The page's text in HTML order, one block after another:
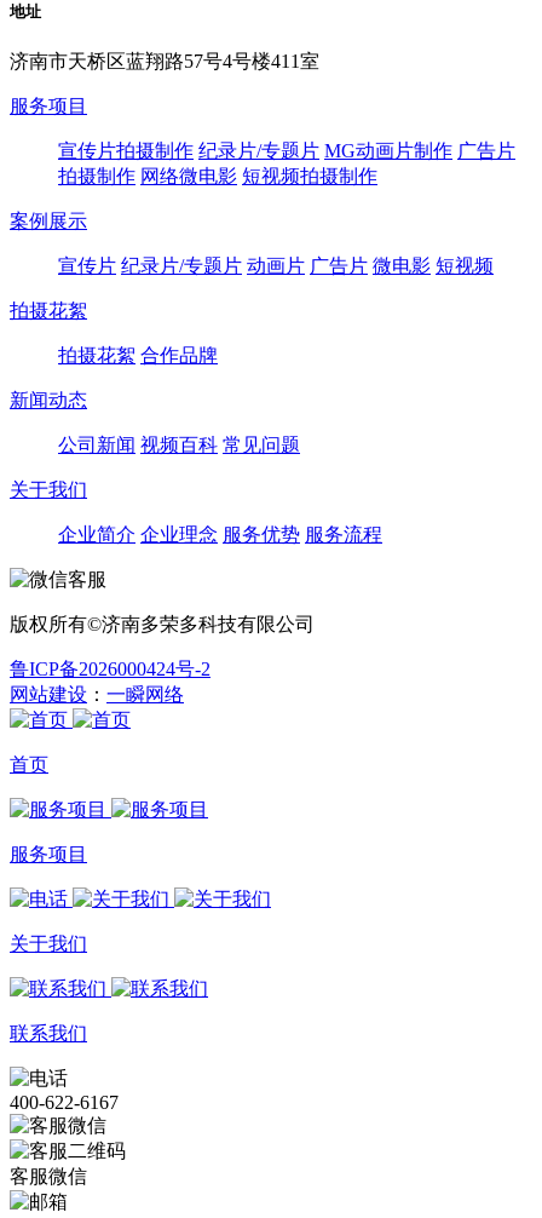
地址
济南市天桥区蓝翔路57号4号楼411室
服务项目
宣传片拍摄制作 纪录片/专题片 MG动画片制作 广告片
拍摄制作 网络微电影 短视频拍摄制作
案例展示
宣传片 纪录片/专题片 动画片 广告片 微电影 短视频
拍摄花絮
拍摄花絮 合作品牌
新闻动态
公司新闻 视频百科 常见问题
关于我们
企业简介 企业理念 服务优势 服务流程
版权所有©济南多荣多科技有限公司
鲁ICP备2026000424号-2
网站建设 ： 一瞬网络
首页
服务项目
关于我们
联系我们
400-622-6167
客服微信